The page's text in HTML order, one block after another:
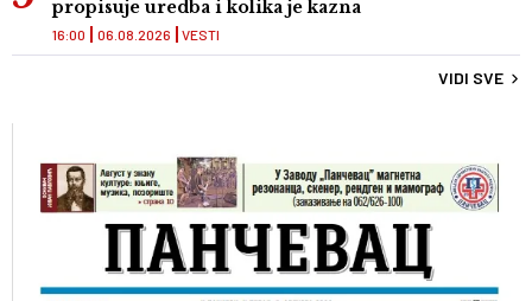
propisuje uredba i kolika je kazna
VESTI
16:00 06.08.2026
VIDI SVE